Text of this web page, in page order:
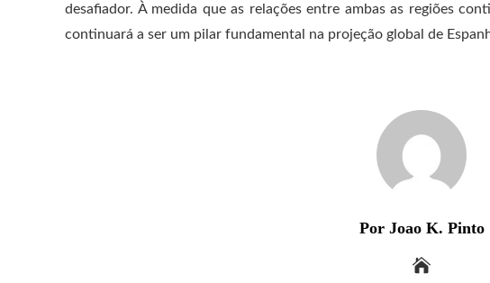
desafiador. À medida que as relações entre ambas as regiões
continuará a ser um pilar fundamental na projeção global de
Por Joao K. Pinto